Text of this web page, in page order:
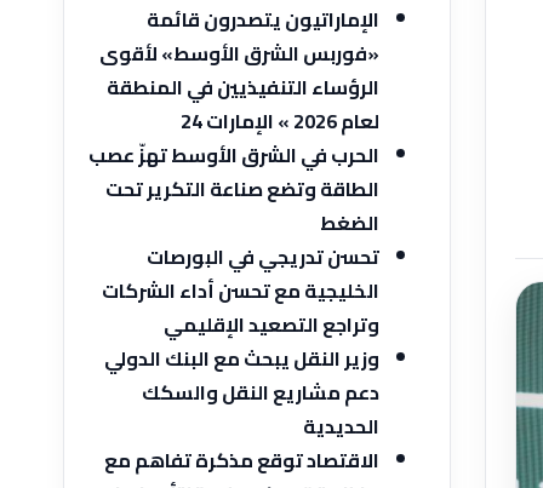
الإماراتيون يتصدرون قائمة
«فوربس الشرق الأوسط» لأقوى
الرؤساء التنفيذيين في المنطقة
لعام 2026 » الإمارات 24
الحرب في الشرق الأوسط تهزّ عصب
الطاقة وتضع صناعة التكرير تحت
الضغط
تحسن تدريجي في البورصات
الخليجية مع تحسن أداء الشركات
وتراجع التصعيد الإقليمي
وزير النقل يبحث مع البنك الدولي
دعم مشاريع النقل والسكك
الحديدية
الاقتصاد توقع مذكرة تفاهم ‏مع